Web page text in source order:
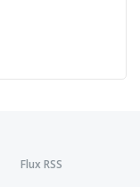
Flux RSS